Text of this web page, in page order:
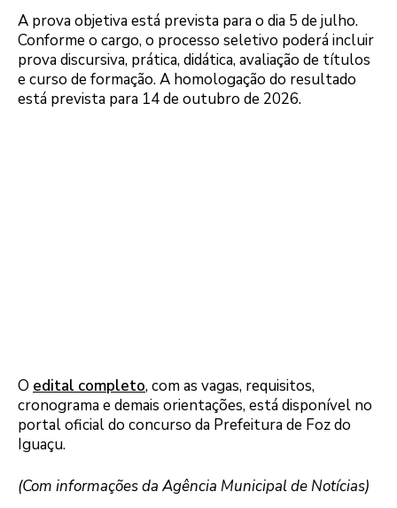
A prova objetiva está prevista para o dia 5 de julho.
Conforme o cargo, o processo seletivo poderá incluir
prova discursiva, prática, didática, avaliação de títulos
e curso de formação. A homologação do resultado
está prevista para 14 de outubro de 2026.
O edital completo, com as vagas, requisitos,
cronograma e demais orientações, está disponível no
portal oficial do concurso da Prefeitura de Foz do
Iguaçu.
(Com informações da Agência Municipal de Notícias)